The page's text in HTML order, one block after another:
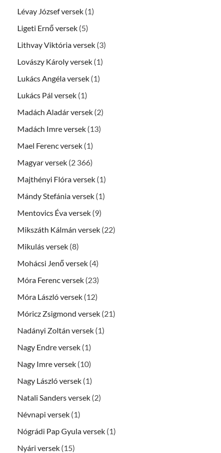
Lévay József versek (1)
Ligeti Ernő versek (5)
Lithvay Viktória versek (3)
Lovászy Károly versek (1)
Lukács Angéla versek (1)
Lukács Pál versek (1)
Madách Aladár versek (2)
Madách Imre versek (13)
Mael Ferenc versek (1)
Magyar versek (2 366)
Majthényi Flóra versek (1)
Mándy Stefánia versek (1)
Mentovics Éva versek (9)
Mikszáth Kálmán versek (22)
Mikulás versek (8)
Mohácsi Jenő versek (4)
Móra Ferenc versek (23)
Móra László versek (12)
Móricz Zsigmond versek (21)
Nadányi Zoltán versek (1)
Nagy Endre versek (1)
Nagy Imre versek (10)
Nagy László versek (1)
Natali Sanders versek (2)
Névnapi versek (1)
Nógrádi Pap Gyula versek (1)
Nyári versek (15)